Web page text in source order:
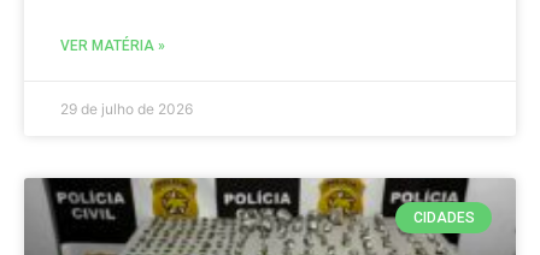
VER MATÉRIA »
29 de julho de 2026
CIDADES